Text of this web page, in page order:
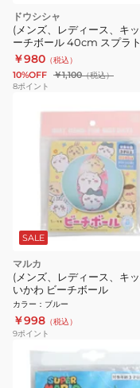
ドウシシャ
(メンズ、レディース、キ
ーチボール 40cm スプラ
ン3 SPT-1055-YEL
￥980 （税込）
10%OFF ￥1,100（税込）
8ポイント
SALE
マルカ
(メンズ、レディース、キ
いかわ ビーチボール
カラー ： ブルー
￥998 （税込）
9ポイント